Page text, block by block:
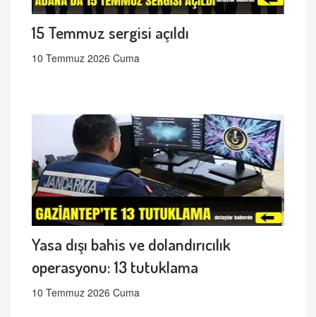
15 Temmuz sergisi açıldı
10 Temmuz 2026 Cuma
Yasa dışı bahis ve dolandırıcılık
operasyonu: 13 tutuklama
10 Temmuz 2026 Cuma